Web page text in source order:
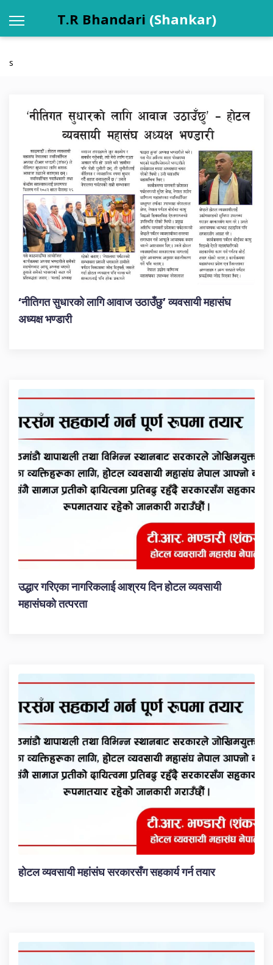
T.R Bhandari (Shankar)
s
‘नीतिगत सुधारको लागि आवाज उठाउँछु’ व्यवसायी महासंघ
अध्यक्ष भण्डारी
उद्धार गरिएका नागरिकलाई आश्रय दिन होटल व्यवसायी
महासंघको तत्परता
होटल व्यवसायी महांसंघ सरकारसँग सहकार्य गर्न तयार